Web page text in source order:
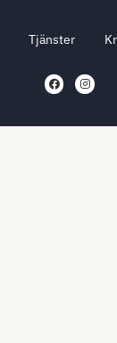
Tjänster